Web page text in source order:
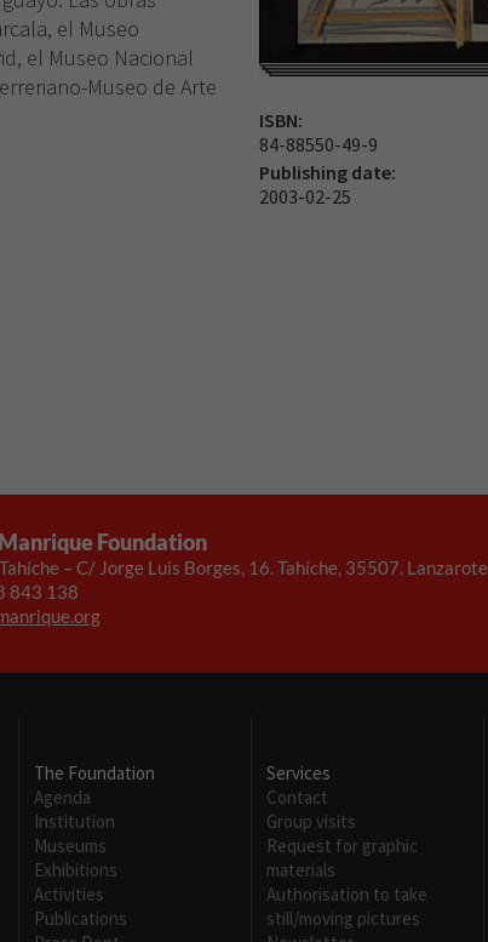
el Museo
el Museo Nacional
Museo de Arte
ISBN:
84-88550-49-9
Publishing date:
2003-02-25
Foundation
– C/ Jorge Luis Borges, 16. Tahíche, 35507. Lanzarote
843 138
The Foundation
Agenda
Institution
Museums
Exhibitions
Activities
Publications
Services
Contact
Group visits
Request for graphic
materials
Authorisation to take
still/moving pictures